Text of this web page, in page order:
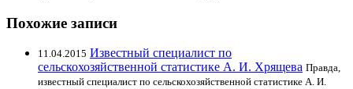
Похожие записи
11.04.2015 Известный специалист по
сельскохозяйственной статистике А. И. Хрящева Правда,
известный специалист по сельскохозяйственной статистике А. И.